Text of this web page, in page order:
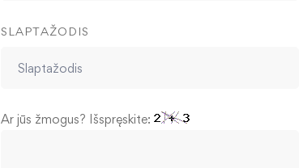
SLAPTAŽODIS
Ar jūs žmogus? Išspręskite: